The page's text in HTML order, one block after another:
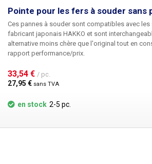
Pointe pour les fers à souder sans
Ces pannes à souder sont compatibles avec
fabricant japonais HAKKO et sont
alternative moins chère que l'original tout en
rapport performance/prix.
33,54 € / pc.
27,95 € sans TVA
en stock 2-5 pc.